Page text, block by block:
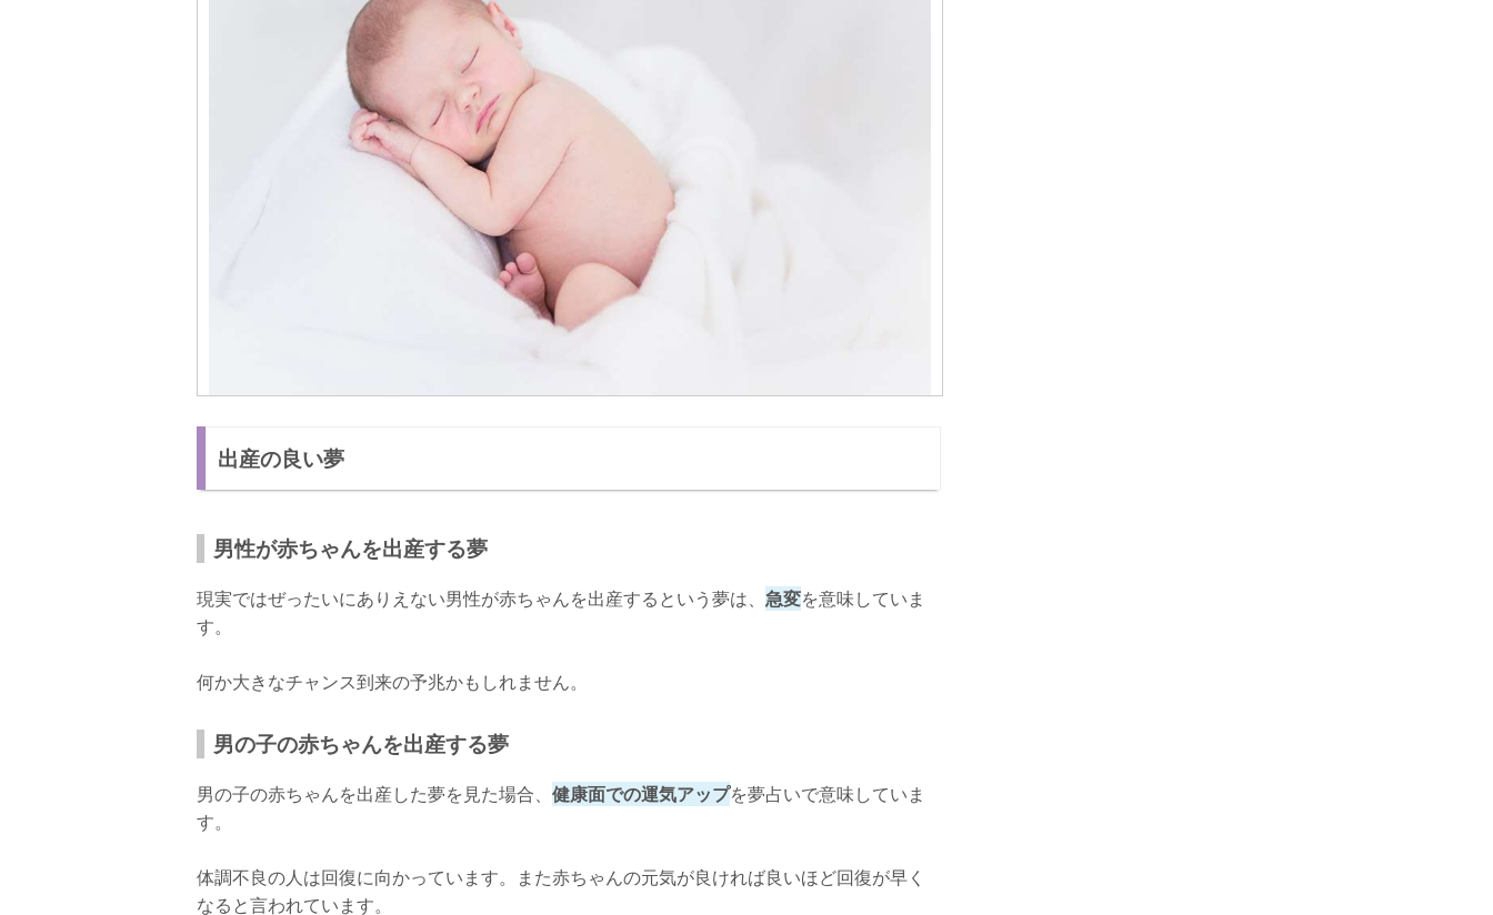
出産の良い夢
男性が赤ちゃんを出産する夢
現実ではぜったいにありえない男性が赤ちゃんを出産するという夢は、 急変を意味していま
す。
何か大きなチャンス到来の予兆かもしれません。
男の子の赤ちゃんを出産する夢
男の子の赤ちゃんを出産した夢を見た場合、 健康面での運気アップを夢占いで意味していま
す。
体調不良の人は回復に向かっています。また赤ちゃんの元気が良ければ良いほど回復が早く
なると言われています。